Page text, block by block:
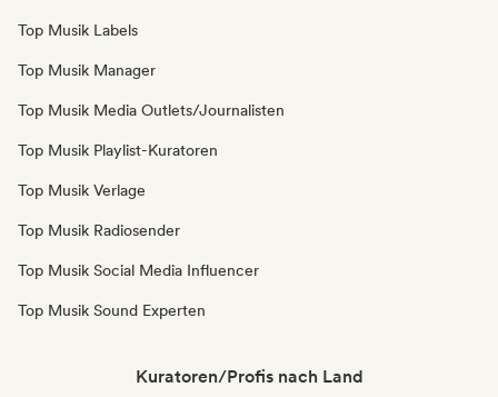
Top Musik Labels
Top Musik Manager
Top Musik Media Outlets/Journalisten
Top Musik Playlist-Kuratoren
Top Musik Verlage
Top Musik Radiosender
Top Musik Social Media Influencer
Top Musik Sound Experten
Kuratoren/Profis nach Land